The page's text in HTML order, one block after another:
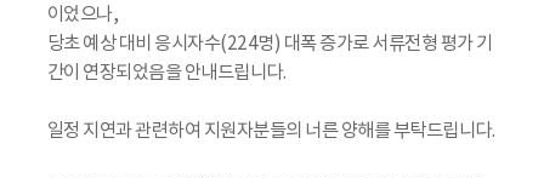
이었으나,
당초 예상 대비 응시자수(224명) 대폭 증가로 서류전형 평가 기
간이 연장되었음을 안내드립니다.
일정 지연과 관련하여 지원자분들의 너른 양해를 부탁드립니다.